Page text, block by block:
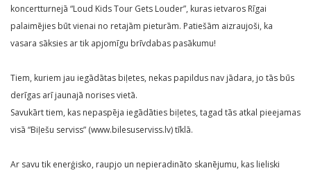
koncertturnejā “Loud Kids Tour Gets Louder”, kuras ietvaros Rīgai
palaimējies būt vienai no retajām pieturām. Patiešām aizraujoši, ka
vasara sāksies ar tik apjomīgu brīvdabas pasākumu!
Tiem, kuriem jau iegādātas biļetes, nekas papildus nav jādara, jo tās būs
derīgas arī jaunajā norises vietā.
Savukārt tiem, kas nepaspēja iegādāties biļetes, tagad tās atkal pieejamas
visā “Biļešu serviss” (www.bilesuserviss.lv) tīklā.
Ar savu tik enerģisko, raupjo un nepieradināto skanējumu, kas lieliski